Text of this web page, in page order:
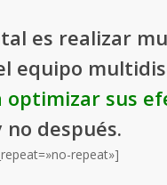
es realizar
equipo
optimizar sus
después.
repeat»]